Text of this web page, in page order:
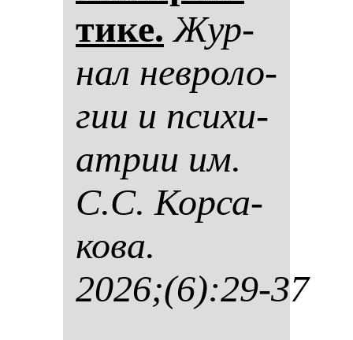
ти­ке. Жур­
нал нев­ро­ло­
гии и пси­хи­
ат­рии им.
С.С. Кор­са­
ко­ва.
2026;(6):29-37